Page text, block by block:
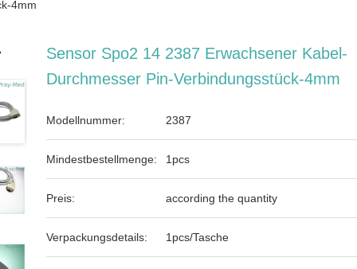
4mm
Sensor Spo2 14 2387 Erwachsener Kabel-
Durchmesser Pin-Verbindungsstück-4mm
Modellnummer: 2387
Mindestbestellmenge: 1pcs
Preis: according the quantity
Verpackungsdetails: 1pcs/Tasche